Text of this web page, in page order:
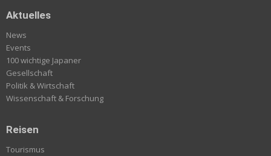
Aktuelles
News
Events
100 wichtige Japaner
Gesellschaft
Politik & Wirtschaft
Wissenschaft & Forschung
Reisen
Tourismus